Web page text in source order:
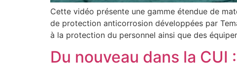
Cette vidéo présente une gamme étendue de
de protection anticorrosion développées par
à la protection du personnel ainsi que des
Du nouveau dans la